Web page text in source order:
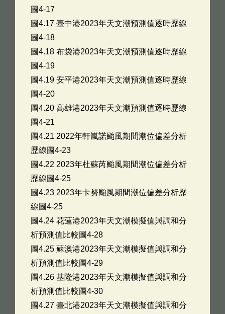
圖4-17
圖4.17 臺中港2023年天文潮預測值逐時歷線
圖4-18
圖4.18 布袋港2023年天文潮預測值逐時歷線
圖4-19
圖4.19 安平港2023年天文潮預測值逐時歷線
圖4-20
圖4.20 高雄港2023年天文潮預測值逐時歷線
圖4-21
圖4.21 2022年軒嵐諾颱風期間潮位偏差分析
歷線圖4-23
圖4.22 2023年杜蘇芮颱風期間潮位偏差分析
歷線圖4-25
圖4.23 2023年卡努颱風期間潮位偏差分析歷
線圖4-25
圖4.24 花蓮港2023年天文潮模擬值與調和分
析預測值比較圖4-28
圖4.25 蘇澳港2023年天文潮模擬值與調和分
析預測值比較圖4-29
圖4.26 基隆港2023年天文潮模擬值與調和分
析預測值比較圖4-30
圖4.27 臺北港2023年天文潮模擬值與調和分